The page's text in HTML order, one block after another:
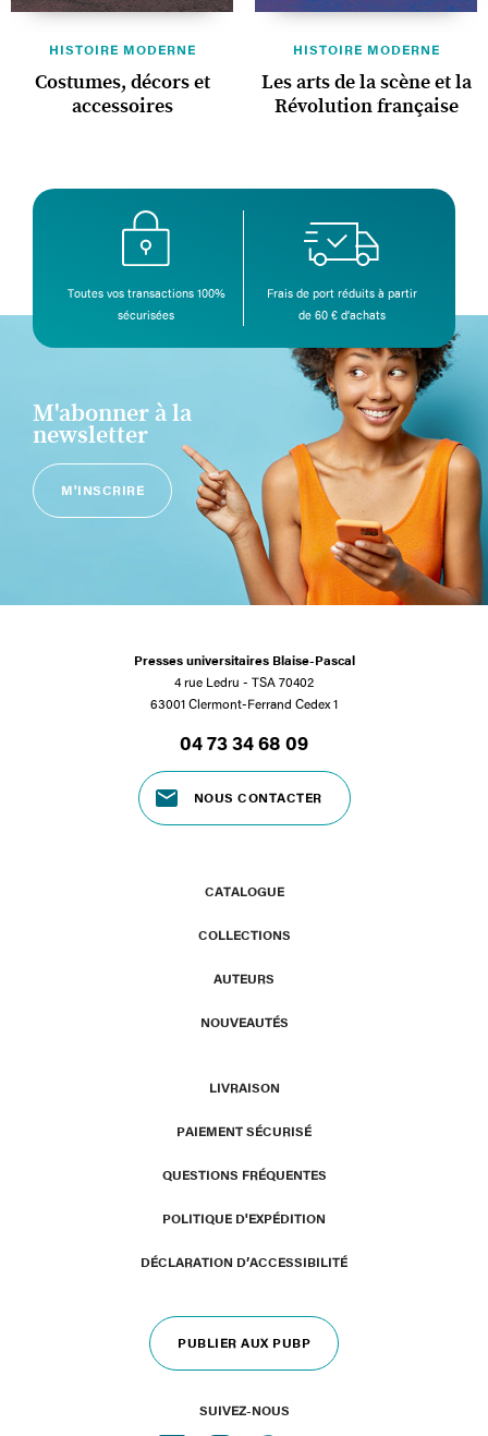
HISTOIRE MODERNE
Costumes, décors et
accessoires
HISTOIRE MODERNE
Les arts de la scène et la
Révolution française
Toutes vos transactions 100%
sécurisées
Frais de port réduits à partir
de 60 € d’achats
M'abonner à la
newsletter
M'INSCRIRE
Presses universitaires Blaise-Pascal
4 rue Ledru - TSA 70402
63001 Clermont-Ferrand Cedex 1
04 73 34 68 09
NOUS CONTACTER
CATALOGUE
COLLECTIONS
AUTEURS
NOUVEAUTÉS
LIVRAISON
PAIEMENT SÉCURISÉ
QUESTIONS FRÉQUENTES
POLITIQUE D'EXPÉDITION
DÉCLARATION D’ACCESSIBILITÉ
PUBLIER AUX PUBP
SUIVEZ-NOUS